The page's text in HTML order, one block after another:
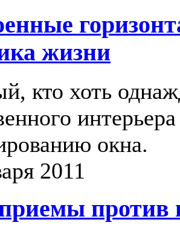
жизни
кто хоть
окна.
2011
против